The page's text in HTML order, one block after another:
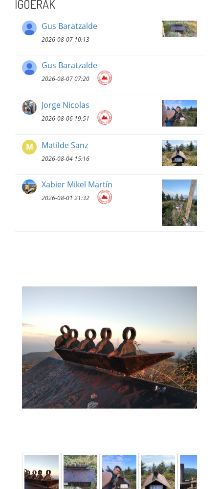
IGOERAK
Gus Baratzalde
2026-08-07 10:13
Gus Baratzalde
2026-08-07 07:20
Jorge Nicolas
2026-08-06 19:51
M Matilde Sanz
2026-08-04 15:16
Xabier Mikel Martín
2026-08-01 21:32